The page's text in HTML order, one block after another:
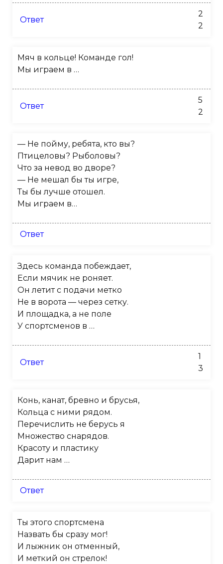
Ответ
2
2
Мяч в кольце! Команде гол!
Мы играем в …
Ответ
5
2
— Не пойму, ребята, кто вы?
Птицеловы? Рыболовы?
Что за невод во дворе?
— Не мешал бы ты игре,
Ты бы лучше отошел.
Мы играем в…
Ответ
Здесь команда побеждает,
Если мячик не роняет.
Он летит с подачи метко
Не в ворота — через сетку.
И площадка, а не поле
У спортсменов в …
Ответ
1
3
Конь, канат, бревно и брусья,
Кольца с ними рядом.
Перечислить не берусь я
Множество снарядов.
Красоту и пластику
Дарит нам …
Ответ
Ты этого спортсмена
Назвать бы сразу мог!
И лыжник он отменный,
И меткий он стрелок!